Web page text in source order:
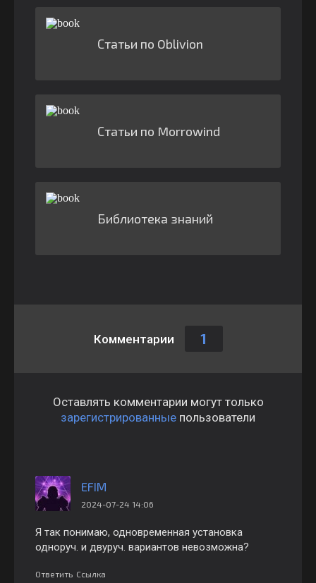
Статьи по Oblivion
Статьи по Morrowind
Библиотека знаний
Комментарии 1
Оставлять комментарии могут только
зарегистрированные пользователи
EFIM
2024-07-24 14:06
Я так понимаю, одновременная установка
одноруч. и двуруч. вариантов невозможна?
Ответить Ссылка